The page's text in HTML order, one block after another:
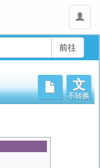
用
户
文
不转换